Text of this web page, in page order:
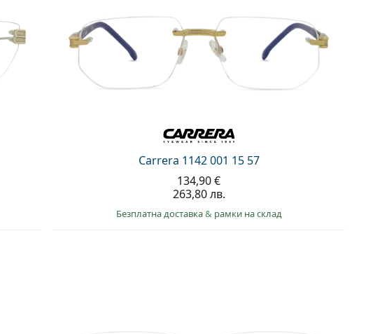
Carrera 1142 001 15 57
134,90 €
263,80 лв.
Безплатна доставка& рамки на склад